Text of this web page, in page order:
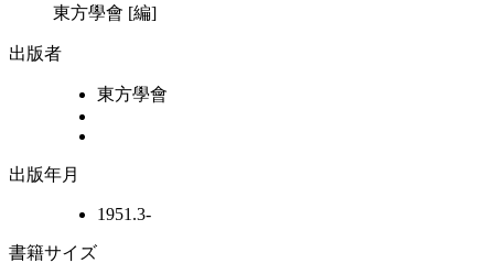
東方學會 [編]
出版者
東方學會
出版年月
1951.3-
書籍サイズ